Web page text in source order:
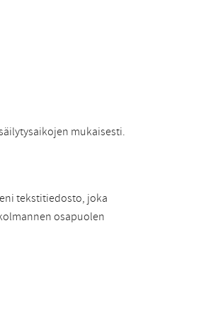
mukaisesti.
tekstitiedosto, joka
osapuolen